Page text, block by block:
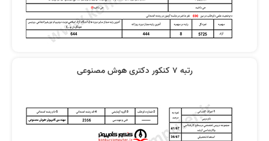
رتبه 7 کنکور دکتری هوش مصنوعی